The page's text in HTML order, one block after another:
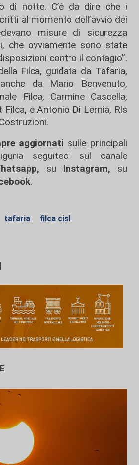
di notte. C’è da dire che i
al momento dell’avvio dei
misure di sicurezza
che ovviamente sono state
contro il contagio”.
Filca, guidata da Tafaria,
da Mario Benvenuto,
Filca, Carmine Cascella,
Filca, e Antonio Di Lernia, Rls
aggiornati sulle principali
seguiteci sul canale
su Instagram, su
.
tafaria
filca cisl